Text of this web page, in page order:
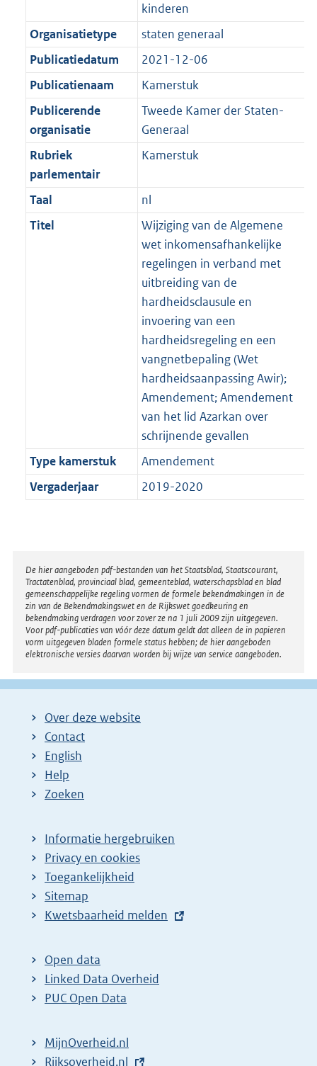
kinderen
Organisatietype
staten generaal
Publicatiedatum
2021-12-06
Publicatienaam
Kamerstuk
Publicerende
organisatie
Tweede Kamer der Staten-
Generaal
Rubriek
parlementair
Kamerstuk
Taal
nl
Titel
Wijziging van de Algemene
wet inkomensafhankelijke
regelingen in verband met
uitbreiding van de
hardheidsclausule en
invoering van een
hardheidsregeling en een
vangnetbepaling (Wet
hardheidsaanpassing Awir);
Amendement; Amendement
van het lid Azarkan over
schrijnende gevallen
Type kamerstuk
Amendement
Vergaderjaar
2019-2020
Disclaimer
De hier aangeboden pdf-bestanden van het Staatsblad, Staatscourant,
Tractatenblad, provinciaal blad, gemeenteblad, waterschapsblad en blad
gemeenschappelijke regeling vormen de formele bekendmakingen in de
zin van de Bekendmakingswet en de Rijkswet goedkeuring en
bekendmaking verdragen voor zover ze na 1 juli 2009 zijn uitgegeven.
Voor pdf-publicaties van vóór deze datum geldt dat alleen de in papieren
vorm uitgegeven bladen formele status hebben; de hier aangeboden
elektronische versies daarvan worden bij wijze van service aangeboden.
Over deze website
Contact
English
Help
Zoeken
Informatie hergebruiken
Privacy en cookies
Toegankelijkheid
Sitemap
E
t
e
r
l
Kwetsbaarheid melden
Open data
Linked Data Overheid
PUC Open Data
MijnOverheid.nl
E
Rijksoverheid.nl